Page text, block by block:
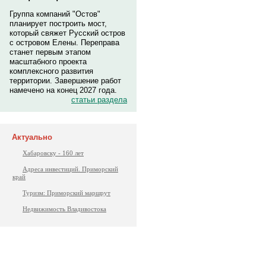
Группа компаний "Остов"
планирует построить мост,
который свяжет Русский остров
с островом Елены. Переправа
станет первым этапом
масштабного проекта
комплексного развития
территории. Завершение работ
намечено на конец 2027 года.
статьи раздела
Актуально
Хабаровску - 160 лет
Адреса инвестиций. Приморский
край
Туризм: Приморский маршрут
Недвижимость Владивостока